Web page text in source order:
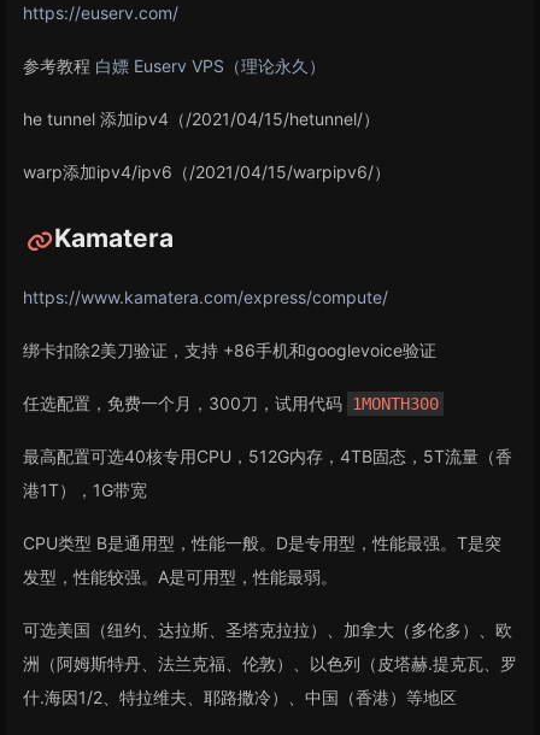
https://euserv.com/
参考教程 白嫖 Euserv VPS（理论永久）
he tunnel 添加ipv4（/2021/04/15/hetunnel/）
warp添加ipv4/ipv6（/2021/04/15/warpipv6/）
Kamatera
https://www.kamatera.com/express/compute/
绑卡扣除2美刀验证，支持 +86手机和googlevoice验证
任选配置，免费一个月，300刀，试用代码 1MONTH300
最高配置可选40核专用CPU，512G内存，4TB固态，5T流量（香
港1T），1G带宽
CPU类型 B是通用型，性能一般。D是专用型，性能最强。T是突
发型，性能较强。A是可用型，性能最弱。
可选美国（纽约、达拉斯、圣塔克拉拉）、加拿大（多伦多）、欧
洲（阿姆斯特丹、法兰克福、伦敦）、以色列（皮塔赫.提克瓦、罗
什.海因1/2、特拉维夫、耶路撒冷）、中国（香港）等地区